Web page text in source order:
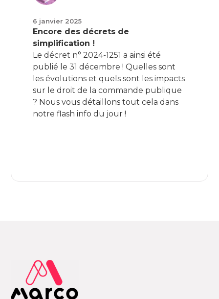
6 janvier 2025
Encore des décrets de
simplification !
Le décret n° 2024-1251 a ainsi été
publié le 31 décembre ! Quelles sont
les évolutions et quels sont les impacts
sur le droit de la commande publique
? Nous vous détaillons tout cela dans
notre flash info du jour !